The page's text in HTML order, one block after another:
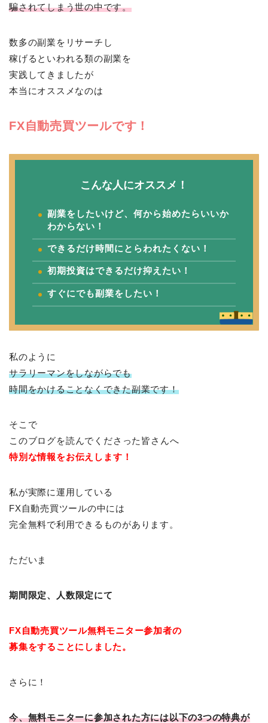
騙されてしまう世の中です。
数多の副業をリサーチし
稼げるといわれる類の副業を
実践してきましたが
本当にオススメなのは
FX自動売買ツールです！
こんな人にオススメ！
副業をしたいけど、何から始めたらいいか
わからない！
できるだけ時間にとらわれたくない！
初期投資はできるだけ抑えたい！
すぐにでも副業をしたい！
私のように
サラリーマンをしながらでも
時間をかけることなくできた副業です！
そこで
このブログを読んでくださった皆さんへ
特別な情報をお伝えします！
私が実際に運用している
FX自動売買ツールの中には
完全無料で利用できるものがあります。
ただいま
期間限定、 人数限定にて
FX自動売買ツール無料モニター参加者の
募集をすることにしました。
さらに！
今、無料モニターに参加された方には以下の3つの特典が